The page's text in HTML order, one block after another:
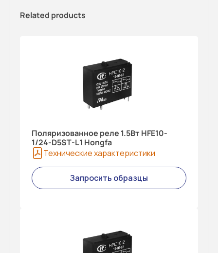
Related products
Поляризованное реле 1.5Вт HFE10-
1/24-D5ST-L1 Hongfa
Технические характеристики
Запросить образцы